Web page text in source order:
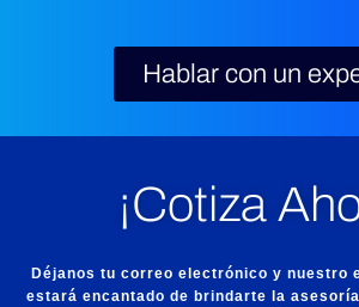
Hablar con un
¡Cotiza
Déjanos tu correo electrónico y nuestro
estará encantado de brindarte la